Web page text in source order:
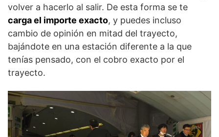
volver a hacerlo al salir. De esta forma se te
carga el importe exacto, y puedes incluso
cambio de opinión en mitad del trayecto,
bajándote en una estación diferente a la que
tenías pensado, con el cobro exacto por el
trayecto.